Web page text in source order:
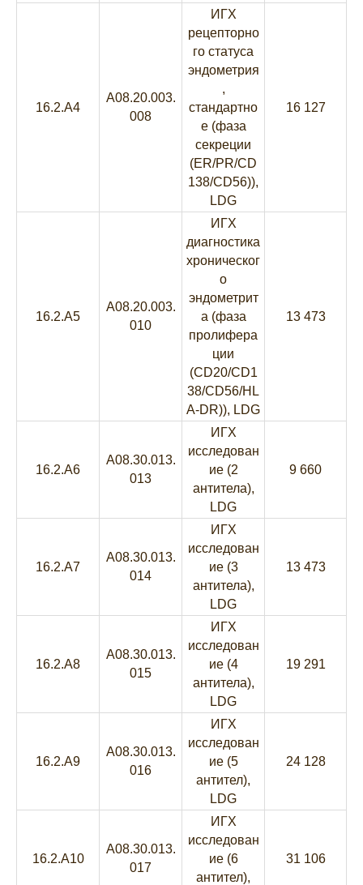
16.2.A4
A08.20.003.
008
ИГХ
рецепторно
го статуса
эндометрия
,
стандартно
е (фаза
секреции
(ER/PR/CD
138/CD56)),
LDG
16 127
16.2.A5
A08.20.003.
010
ИГХ
диагностика
хроническог
о
эндометрит
а (фаза
пролифера
ции
(CD20/CD1
38/CD56/HL
A-DR)), LDG
13 473
16.2.A6
A08.30.013.
013
ИГХ
исследован
ие (2
антитела),
LDG
9 660
16.2.A7
A08.30.013.
014
ИГХ
исследован
ие (3
антитела),
LDG
13 473
16.2.A8
A08.30.013.
015
ИГХ
исследован
ие (4
антитела),
LDG
19 291
16.2.A9
A08.30.013.
016
ИГХ
исследован
ие (5
антител),
LDG
24 128
16.2.A10
A08.30.013.
017
ИГХ
исследован
ие (6
антител),
31 106